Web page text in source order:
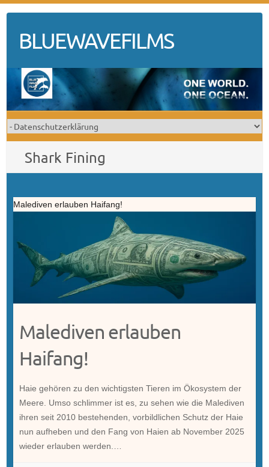
contentBLUEWAVEFILMS
Shark Fining
Malediven erlauben Haifang!
Malediven erlauben
Haifang!
Haie gehören zu den wichtigsten Tieren im Ökosystem der
Meere. Umso schlimmer ist es, zu sehen wie die Malediven
ihren seit 2010 bestehenden, vorbildlichen Schutz der Haie
nun aufheben und den Fang von Haien ab November 2025
wieder erlauben werden.…